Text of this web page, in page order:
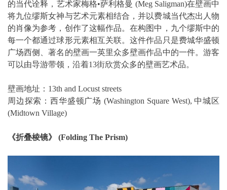
的当代诠释，艺术家梅格•萨利格曼 (Meg Saligman)在壁画中
将九位缪斯女神与艺术元素相结合，并以费城当代杰出人物
的肖像为参考，创作了这幅作品。在构图中，九个缪斯中的
每一个都通过球形元素相互关联。这件作品只是费城华盛顿
广场西侧、著名的壁画一英里众多壁画作品中的一件。游客
可以由导游带领，沿着13街欣赏众多的壁画艺术品。
壁画地址：13th and Locust streets
周边探索：西华盛顿广场 (Washington Square West), 中城区
(Midtown Village)
《折叠棱镜》 (Folding The Prism)